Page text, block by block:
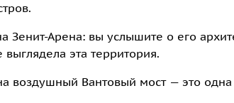
Зенит-Арена: вы услышите о его
эта территория.
воздушный Вантовый мост — это